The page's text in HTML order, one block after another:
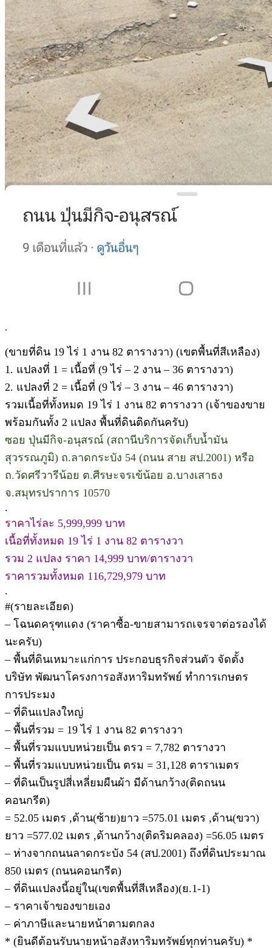
.
(ขายที่ดิน 19 ไร่ 1 งาน 82 ตารางวา) (เขตพื้นที่สีเหลือง)
1. แปลงที่ 1 = เนื้อที่ (9 ไร่ – 2 งาน – 36 ตารางวา)
2. แปลงที่ 2 = เนื้อที่ (9 ไร่ – 3 งาน – 46 ตารางวา)
รวมเนื้อที่ทั้งหมด 19 ไร่ 1 งาน 82 ตารางวา (เจ้าของขาย
พร้อมกันทั้ง 2 แปลง พื้นที่ดินติดกันครับ)
ซอย ปุ่นมีกิจ-อนุสรณ์ (สถานีบริการจัดเก็บน้ำมัน
สุวรรณภูมิ) ถ.ลาดกระบัง 54 (ถนน สาย สป.2001) หรือ
ถ.วัดศรีวารีน้อย ต.ศีรษะจรเข้น้อย อ.บางเสาธง
จ.สมุทรปราการ 10570
.
ราคาไร่ละ 5,999,999 บาท
เนื้อที่ทั้งหมด 19 ไร่ 1 งาน 82 ตารางวา
รวม 2 แปลง ราคา 14,999 บาท/ตารางวา
ราคารวมทั้งหมด 116,729,979 บาท
.
#(รายละเอียด)
– โฉนดครุฑแดง (ราคาซื้อ-ขายสามารถเจรจาต่อรองได้
นะครับ)
– พื้นที่ดินเหมาะแก่การ ประกอบธุรกิจส่วนตัว จัดตั้ง
บริษัท พัฒนาโครงการอสังหาริมทรัพย์ ทำการเกษตร
การประมง
– ที่ดินแปลงใหญ่
– พื้นที่รวม = 19 ไร่ 1 งาน 82 ตารางวา
– พื้นที่รวมแบบหน่วยเป็น ตรว = 7,782 ตารางวา
– พื้นที่รวมแบบหน่วยเป็น ตรม = 31,128 ตาราเมตร
– ที่ดินเป็นรูปสี่เหลี่ยมผืนผ้า มีด้านกว้าง(ติดถนน
คอนกรีต)
= 52.05 เมตร ,ด้าน(ซ้าย)ยาว =575.01 เมตร ,ด้าน(ขวา)
ยาว =577.02 เมตร ,ด้านกว้าง(ติดริมคลอง) =56.05 เมตร
– ห่างจากถนนลาดกระบัง 54 (สป.2001) ถึงที่ดินประมาณ
850 เมตร (ถนนคอนกรีต)
– ที่ดินแปลงนี้อยู่ใน(เขตพื้นที่สีเหลือง)(ย.1-1)
– ราคาเจ้าของขายเอง
– ค่าภาษีและนายหน้าตามตกลง
* (ยินดีต้อนรับนายหน้าอสังหาริมทรัพย์ทุกท่านครับ) *